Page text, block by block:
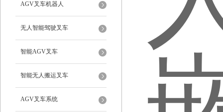
AGV叉车机器人
无人智能驾驶叉车
智能AGV叉车
智能无人搬运叉车
AGV叉车系统